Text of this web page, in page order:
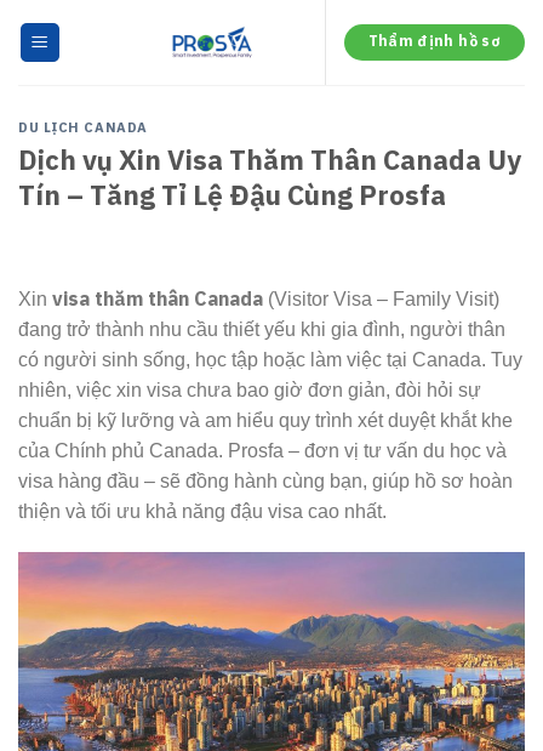
Thẩm định hồ sơ
DU LỊCH CANADA
Dịch vụ Xin Visa Thăm Thân Canada Uy
Tín – Tăng Tỉ Lệ Đậu Cùng Prosfa
Xin visa thăm thân Canada (Visitor Visa – Family Visit)
đang trở thành nhu cầu thiết yếu khi gia đình, người thân
có người sinh sống, học tập hoặc làm việc tại Canada. Tuy
nhiên, việc xin visa chưa bao giờ đơn giản, đòi hỏi sự
chuẩn bị kỹ lưỡng và am hiểu quy trình xét duyệt khắt khe
của Chính phủ Canada. Prosfa – đơn vị tư vấn du học và
visa hàng đầu – sẽ đồng hành cùng bạn, giúp hồ sơ hoàn
thiện và tối ưu khả năng đậu visa cao nhất.